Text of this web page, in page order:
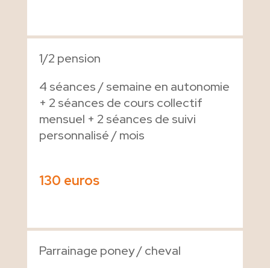
1/2 pension
4 séances / semaine en autonomie
+ 2 séances de cours collectif
mensuel + 2 séances de suivi
personnalisé / mois
130 euros
Parrainage poney / cheval